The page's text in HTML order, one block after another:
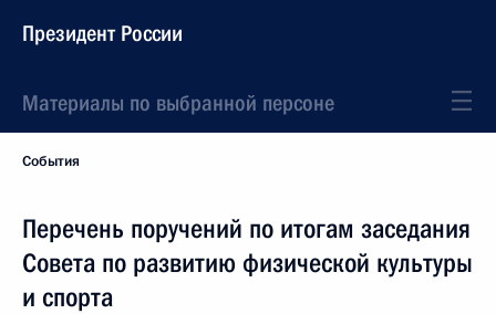
Президент России
Материалы по выбранной персоне
События
Перечень поручений по итогам заседания
Совета по развитию физической культуры
и спорта